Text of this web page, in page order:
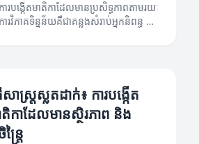
ការបង្កើតមាតិកាដែលមានប្រសិទ្ធភាពតាមរយៈ
ារវិភាគទិន្នន័យគឺជាគន្លងសំរាប់អ្នកនិពន្ធ និង
ាស្រ្តស្លតដាក់៖ ការបង្កើត
តិកាដែលមានស្ថិរភាព និង
រ្តៃ